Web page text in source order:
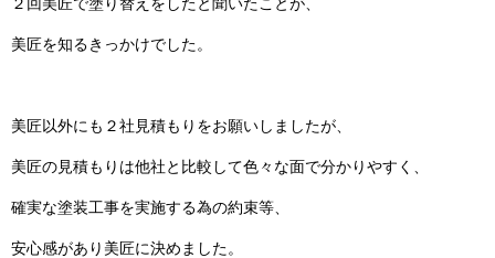
美匠を知るきっかけでした。
美匠以外にも２社見積もりをお願いしましたが、
美匠の見積もりは他社と比較して色々な面で分かりやすく、
確実な塗装工事を実施する為の約束等、
安心感があり美匠に決めました。